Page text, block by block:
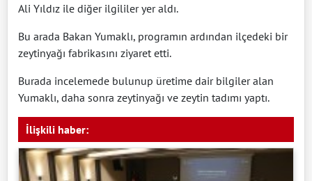
Ali Yıldız ile diğer ilgililer yer aldı.
Bu arada Bakan Yumaklı, programın ardından ilçedeki bir
zeytinyağı fabrikasını ziyaret etti.
Burada incelemede bulunup üretime dair bilgiler alan
Yumaklı, daha sonra zeytinyağı ve zeytin tadımı yaptı.
İlişkili haber: